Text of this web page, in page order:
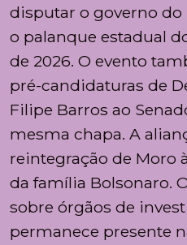
disputar o governo do
o palanque estadual
de 2026. O evento
pré-candidaturas de
Filipe Barros ao
mesma chapa. A
reintegração de Moro
da família Bolsonaro.
sobre órgãos de
permanece presente